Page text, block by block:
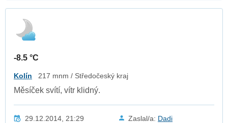
-8.5 °C
Kolín 217 mnm / Středočeský kraj
Měsíček svítí, vítr klidný.
29.12.2014, 21:29 Zaslal/a: Dadi